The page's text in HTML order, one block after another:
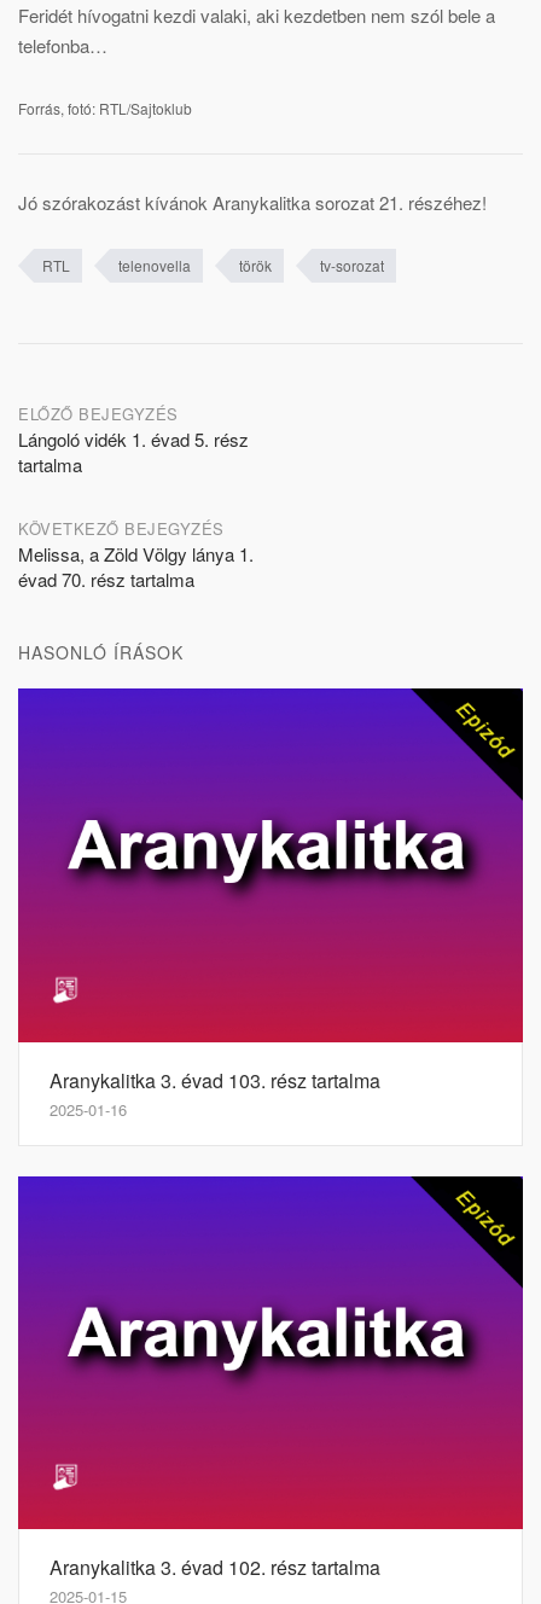
Feridét hívogatni kezdi valaki, aki kezdetben nem szól bele a
telefonba…
Forrás, fotó: RTL/Sajtoklub
Jó szórakozást kívánok Aranykalitka sorozat 21. részéhez!
RTL telenovella török tv-sorozat
Post
navigation
ELŐZŐ BEJEGYZÉS
Lángoló vidék 1. évad 5. rész
tartalma
KÖVETKEZŐ BEJEGYZÉS
Melissa, a Zöld Völgy lánya 1.
évad 70. rész tartalma
HASONLÓ ÍRÁSOK
Aranykalitka 3. évad 103. rész tartalma
2025-01-16
Aranykalitka 3. évad 102. rész tartalma
2025-01-15